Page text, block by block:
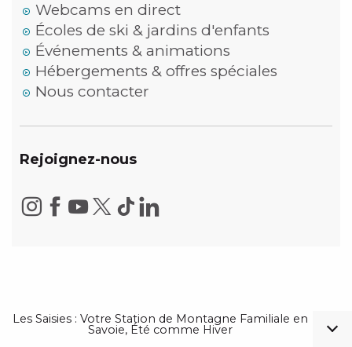
Webcams en direct
Écoles de ski & jardins d'enfants
Événements & animations
Hébergements & offres spéciales
Nous contacter
Rejoignez-nous
Les Saisies : Votre Station de Montagne Familiale en
Savoie, Été comme Hiver